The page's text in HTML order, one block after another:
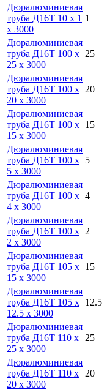
Дюралюминиевая
труба Д16Т 10 х 1
х 3000
1
Дюралюминиевая
труба Д16Т 100 х
25 х 3000
25
Дюралюминиевая
труба Д16Т 100 х
20 х 3000
20
Дюралюминиевая
труба Д16Т 100 х
15 х 3000
15
Дюралюминиевая
труба Д16Т 100 х
5 х 3000
5
Дюралюминиевая
труба Д16Т 100 х
4 х 3000
4
Дюралюминиевая
труба Д16Т 100 х
2 х 3000
2
Дюралюминиевая
труба Д16Т 105 х
15 х 3000
15
Дюралюминиевая
труба Д16Т 105 х
12.5 х 3000
12.5
Дюралюминиевая
труба Д16Т 110 х
25 х 3000
25
Дюралюминиевая
труба Д16Т 110 х
20 х 3000
20